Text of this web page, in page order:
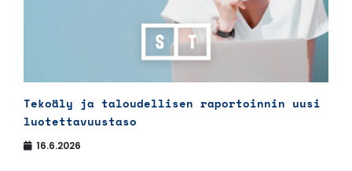
Tekoäly ja taloudellisen raportoinnin uusi
luotettavuustaso
16.6.2026